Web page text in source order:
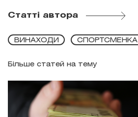
Статті автора
Більше статей на тему
ВИНАХОДИ СПОРТСМЕНКА